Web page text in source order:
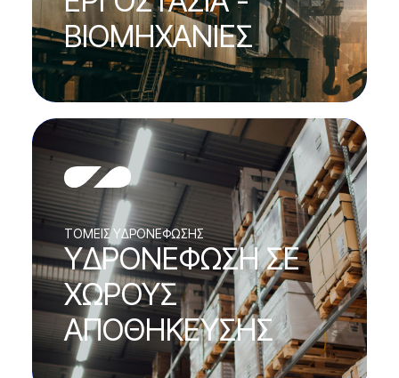
ΒΙΟΜΗΧΑΝΙΕΣ
TOMEΙΣ ΥΔΡΟΝΕΦΩΣΗΣ
ΥΔΡΟΝΕΦΩΣΗ ΣΕ
ΧΩΡΟΥΣ
ΑΠΟΘΗΚΕΥΣΗΣ